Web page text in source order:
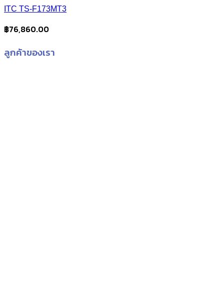
ITC TS-F173MT3
฿76,860.00
ลูกค้าของเรา